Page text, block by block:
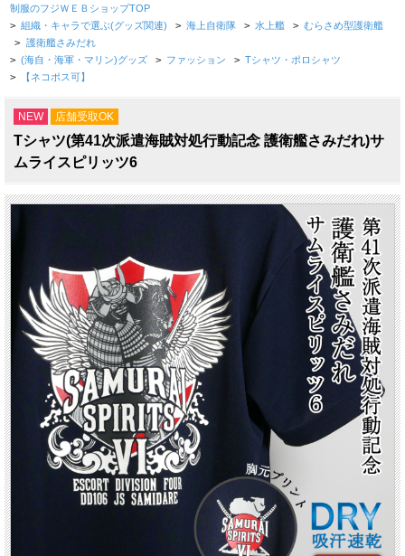
制服のフジＷＥＢショップTOP
> 組織・キャラで選ぶ(グッズ関連) > 海上自衛隊 > 水上艦 > むらさめ型護衛艦
> 護衛艦さみだれ
> (海自・海軍・マリン)グッズ > ファッション > Tシャツ・ポロシャツ
> 【ネコポス可】
NEW 店舗受取OK
Tシャツ(第41次派遣海賊対処行動記念 護衛艦さみだれ)サ
ムライスピリッツ6